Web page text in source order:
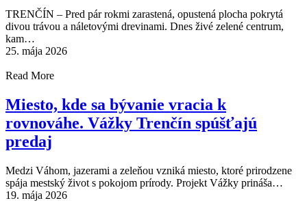
TRENČÍN – Pred pár rokmi zarastená, opustená plocha pokrytá
divou trávou a náletovými drevinami. Dnes živé zelené centrum,
kam…
25. mája 2026
Read More
Miesto, kde sa bývanie vracia k
rovnováhe. Vážky Trenčín spúšťajú
predaj
Medzi Váhom, jazerami a zeleňou vzniká miesto, ktoré prirodzene
spája mestský život s pokojom prírody. Projekt Vážky prináša…
19. mája 2026